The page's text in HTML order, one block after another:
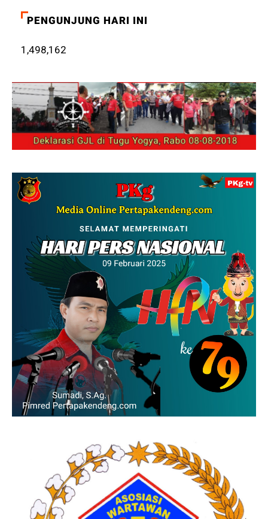
PENGUNJUNG HARI INI
1,498,162